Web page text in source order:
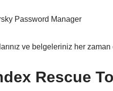
Password Manager
ve belgeleriniz her zaman
Rescue